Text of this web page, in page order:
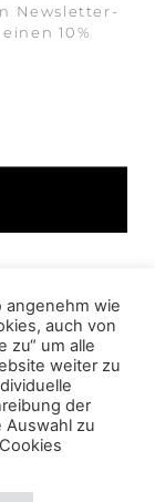
Newsletter-
10%
für Fashion
angenehm wie
auch von
zu“ um alle
weiter zu
der
Auswahl zu